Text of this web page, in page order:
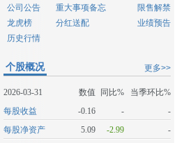
公司公告 重大事项备忘
限售解禁
龙虎榜
分红送配
业绩预告
历史行情
更多>>
个股概况
2026-03-31 数值 同比%
当季环比%
每股收益
-0.16 -
-
每股净资产
5.09 -2.99
-